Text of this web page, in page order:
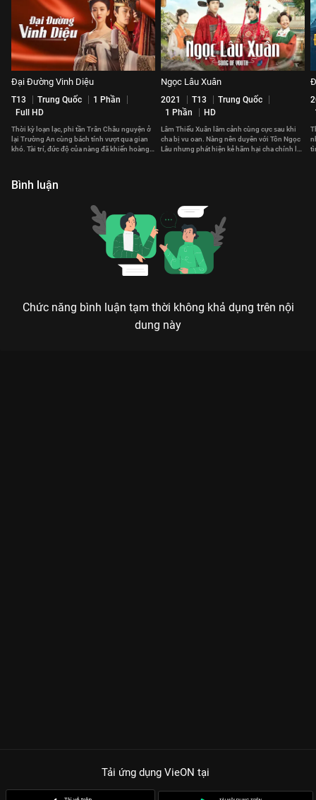
Đại Đường Vinh Diệu
T13 Trung Quốc
1 Phần
Full HD
Thời kỳ loạn lạc, phi tần Trân Châu nguyện ở
lại Trường An cùng bách tính vượt qua gian
khó. Tài trí, đức độ của nàng đã khiến hoàng
Ngọc Lâu Xuân
2021 T13
Trung Quốc
1 Phần
HD
Lâm Thiếu Xuân lâm cảnh cùng cực sau khi
cha bị vu oan. Nàng nên duyên với Tôn Ngọc
Lâu nhưng phát hiện kẻ hãm hại cha chính là
Bình luận
Chức năng bình luận tạm thời không khả dụng trên nội
dung này
Tải ứng dụng VieON tại